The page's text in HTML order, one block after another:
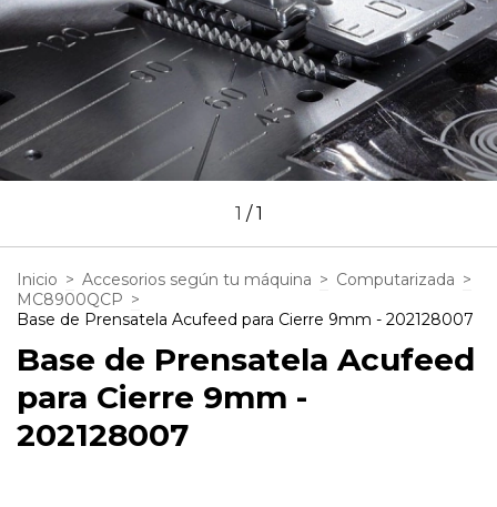
1 /1
Inicio > Accesorios según tu máquina > Computarizada >
MC8900QCP >
Base de Prensatela Acufeed para Cierre 9mm - 202128007
Base de Prensatela Acufeed
para Cierre 9mm -
202128007